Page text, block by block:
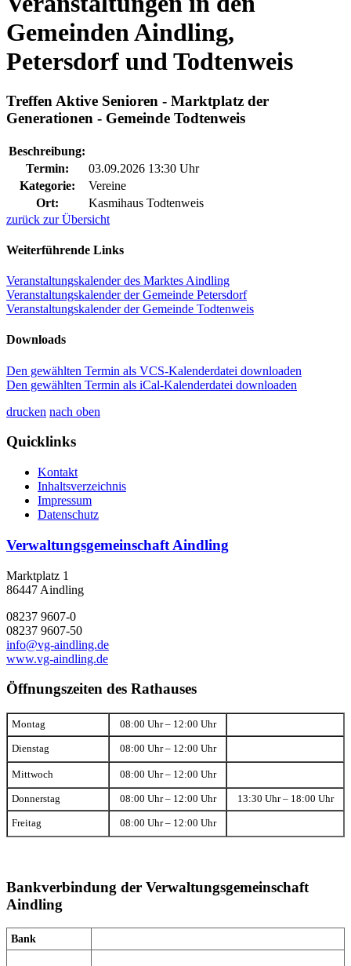
Gemeinden Aindling,
Petersdorf und Todtenweis
Treffen Aktive Senioren - Marktplatz der
Generationen - Gemeinde Todtenweis
Beschreibung:
Termin:
03.09.2026 13:30 Uhr
Kategorie:
Vereine
Ort:
Kasmihaus Todtenweis
zurück zur Übersicht
Weiterführende Links
Veranstaltungskalender des Marktes Aindling
Veranstaltungskalender der Gemeinde Petersdorf
Veranstaltungskalender der Gemeinde Todtenweis
Downloads
Den gewählten Termin als VCS-Kalenderdatei downloaden
Den gewählten Termin als iCal-Kalenderdatei downloaden
drucken nach oben
Quicklinks
Kontakt
Inhaltsverzeichnis
Impressum
Datenschutz
Verwaltungsgemeinschaft Aindling
Marktplatz 1
86447 Aindling
08237 9607-0
08237 9607-50
info@vg-aindling.de
www.vg-aindling.de
Öffnungszeiten des Rathauses
Montag 08:00 Uhr – 12:00 Uhr
Dienstag 08:00 Uhr – 12:00 Uhr
Mittwoch 08:00 Uhr – 12:00 Uhr
Donnerstag 08:00 Uhr – 12:00 Uhr 13:30 Uhr – 18:00 Uhr
Freitag 08:00 Uhr – 12:00 Uhr
Bankverbindung der Verwaltungsgemeinschaft
Aindling
Bank